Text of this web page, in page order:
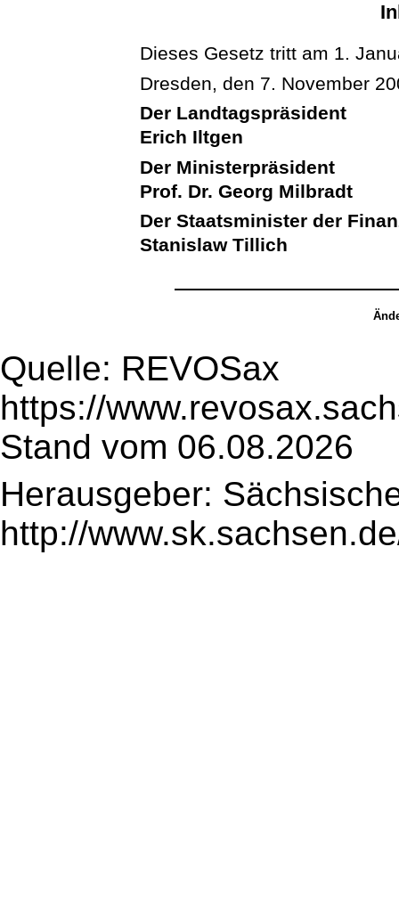
Dieses Gesetz tritt am 1.
Dresden, den 7. November
Der Landtagspräsident
Erich Iltgen
Der Ministerpräsident
Prof. Dr. Georg Milbradt
Der Staatsminister der
Stanislaw Tillich
Quelle: REVOSax
https://
Stand vom 06.08.2026
Herausgeber:
http://